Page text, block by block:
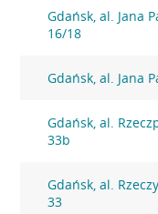
Gdańsk, al. Jana
16/18
Gdańsk, al. Jana
Gdańsk, al.
33b
Gdańsk, al.
33